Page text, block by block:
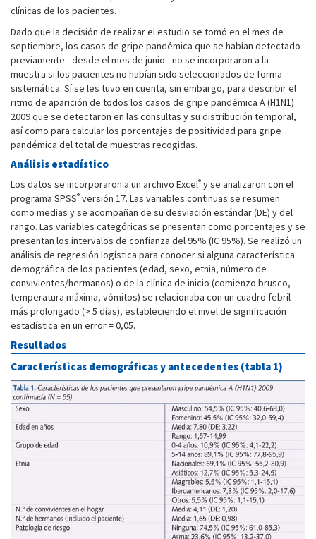
clínicas de los pacientes.
Dado que la decisión de realizar el estudio se tomó en el mes de
septiembre, los casos de gripe pandémica que se habían detectado
previamente –desde el mes de junio– no se incorporaron a la
muestra si los pacientes no habían sido seleccionados de forma
sistemática. Sí se les tuvo en cuenta, sin embargo, para describir el
ritmo de aparición de todos los casos de gripe pandémica A (H1N1)
2009 que se detectaron en las consultas y su distribución temporal,
así como para calcular los porcentajes de positividad para gripe
pandémica del total de muestras recogidas.
Análisis estadístico
Los datos se incorporaron a un archivo Excel® y se analizaron con el
programa SPSS® versión 17. Las variables continuas se resumen
como medias y se acompañan de su desviación estándar (DE) y del
rango. Las variables categóricas se presentan como porcentajes y se
presentan los intervalos de confianza del 95% (IC 95%). Se realizó un
análisis de regresión logística para conocer si alguna característica
demográfica de los pacientes (edad, sexo, etnia, número de
convivientes/hermanos) o de la clínica de inicio (comienzo brusco,
temperatura máxima, vómitos) se relacionaba con un cuadro febril
más prolongado (> 5 días), estableciendo el nivel de significación
estadística en un error = 0,05.
Resultados
Características demográficas y antecedentes (tabla 1)